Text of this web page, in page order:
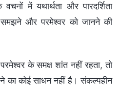
वचनों में यथार्थता और पारदर्शिता
और परमेश्वर को जानने की
परमेश्वर के समक्ष शांत नहीं रहता, तो
का कोई साधन नहीं है। संकल्पहीन